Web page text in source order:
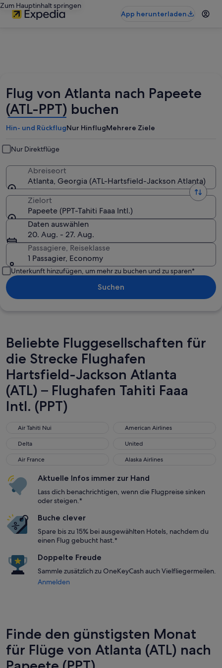
Zum Hauptinhalt springen
App herunterladen
Flug von Atlanta nach Papeete
(ATL-PPT) buchen
Hin- und RückflugNur HinflugMehrere Ziele
Nur Direktflüge
Abreiseort
Atlanta, Georgia (ATL-Hartsfield-Jackson Atlanta)
Zielort
Papeete (PPT-Tahiti Faaa Intl.)
Daten auswählen
20. Aug. - 27. Aug.
Passagiere, Reiseklasse
1 Passagier, Economy
Unterkunft hinzufügen, um mehr zu buchen und zu sparen*
Suchen
Beliebte Fluggesellschaften für
die Strecke Flughafen
Hartsfield-Jackson Atlanta
(ATL) – Flughafen Tahiti Faaa
Intl. (PPT)
Air Tahiti Nui
Air Tahiti Nui American Airlines
American Airlines
Delta
Delta United
United
Air France
Air France Alaska Airlines
Alaska Airlines
Aktuelle Infos immer zur Hand
Lass dich benachrichtigen, wenn die Flugpreise sinken
oder steigen.*
Buche clever
Spare bis zu 15% bei ausgewählten Hotels, nachdem du
einen Flug gebucht hast.*
Doppelte Freude
Sammle zusätzlich zu OneKeyCash auch Vielfliegermeilen.
Anmelden
Finde den günstigsten Monat
für Flüge von Atlanta (ATL) nach